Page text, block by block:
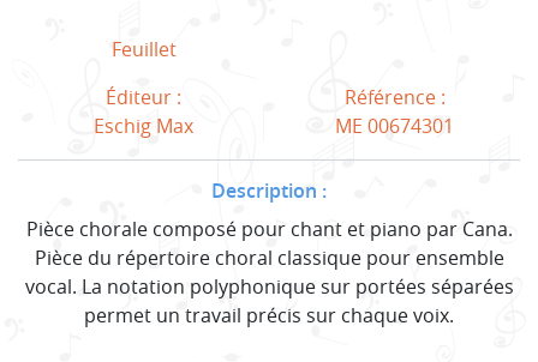
Feuillet
Éditeur :
Eschig Max
Référence :
ME 00674301
Description :
Pièce chorale composé pour chant et piano par Cana.
Pièce du répertoire choral classique pour ensemble
vocal. La notation polyphonique sur portées séparées
permet un travail précis sur chaque voix.